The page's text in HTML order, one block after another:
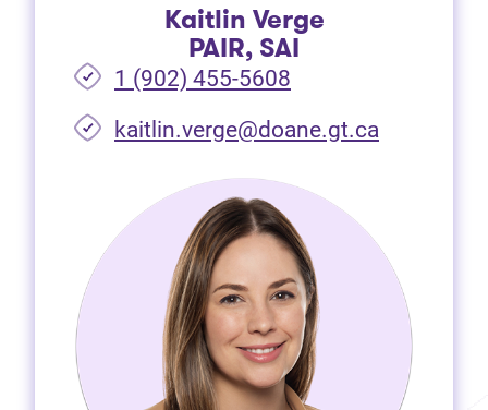
Kaitlin Verge
PAIR, SAI
1 (902) 455-5608
kaitlin.verge@doane.gt.ca